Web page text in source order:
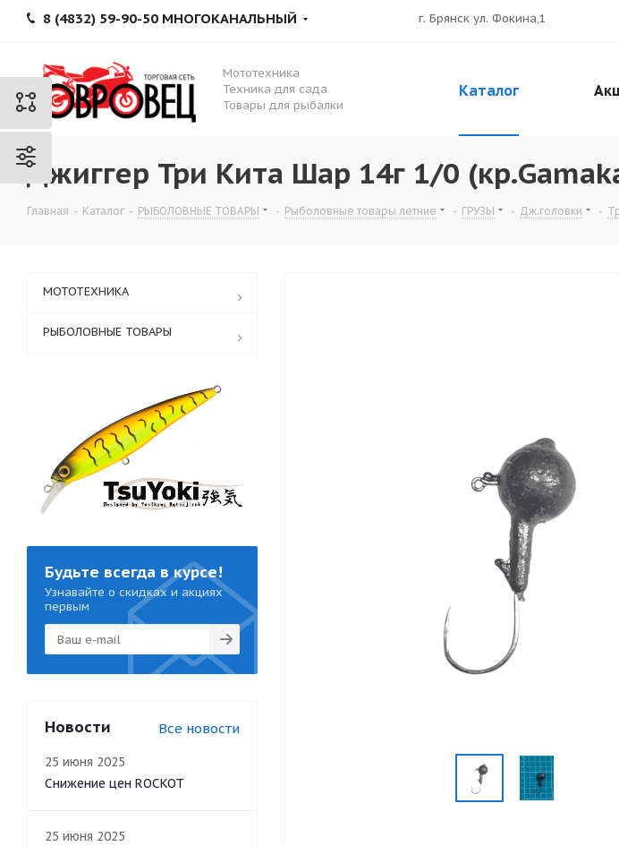
8 (4832) 59-90-50 МНОГОКАНАЛЬНЫЙ г. Брянск ул. Фокина,1
Мототехника
Техника для сада
Товары для рыбалки
Каталог
Джиггер Три Кита Шар 14г 1/0
Главная - Каталог - РЫБОЛОВНЫЕ ТОВАРЫ - Рыболовные товары летние - ГРУЗЫ - Дж.головки -
МОТОТЕХНИКА
РЫБОЛОВНЫЕ ТОВАРЫ
Будьте всегда в курсе!
Узнавайте о скидках и акциях
первым
Новости Все новости
25 июня 2025
Снижение цен ROCKOT
25 июня 2025